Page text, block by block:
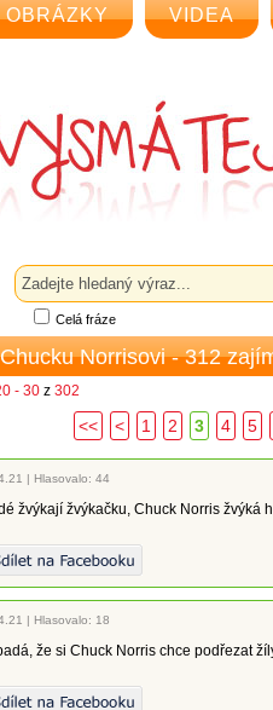
OBRÁZKY VIDEA
Celá fráze
Norrisovi - 312
- 30 z 302
<< < 1 2 3 4 5
| Hlasovalo: 44
žvýkají žvýkačku, Chuck Norris žvýká
| Hlasovalo: 18
že si Chuck Norris chce podřezat